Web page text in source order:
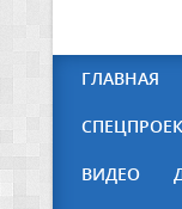
ГЛАВНАЯ
ВИДЕО